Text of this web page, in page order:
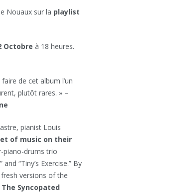
Nouaux sur la playlist
Octobre à 18 heures.
de cet album l’un
plutôt rares. » –
pianist Louis
of music on their
piano-drums trio
“Tiny’s Exercise.” By
versions of the
Syncopated